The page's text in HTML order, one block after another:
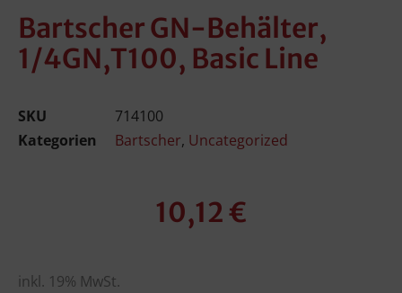
Bartscher GN-Behälter,
1/4GN,T100, Basic Line
SKU
714100
Kategorien
Bartscher, Uncategorized
10,12€
inkl. 19% MwSt.